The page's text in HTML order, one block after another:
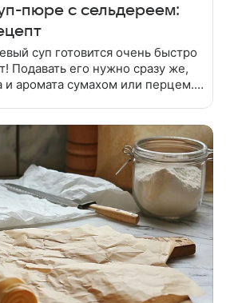
пюре с сельдереем:
суп готовится очень быстро
Подавать его нужно сразу же,
и аромата сумахом или перцем.